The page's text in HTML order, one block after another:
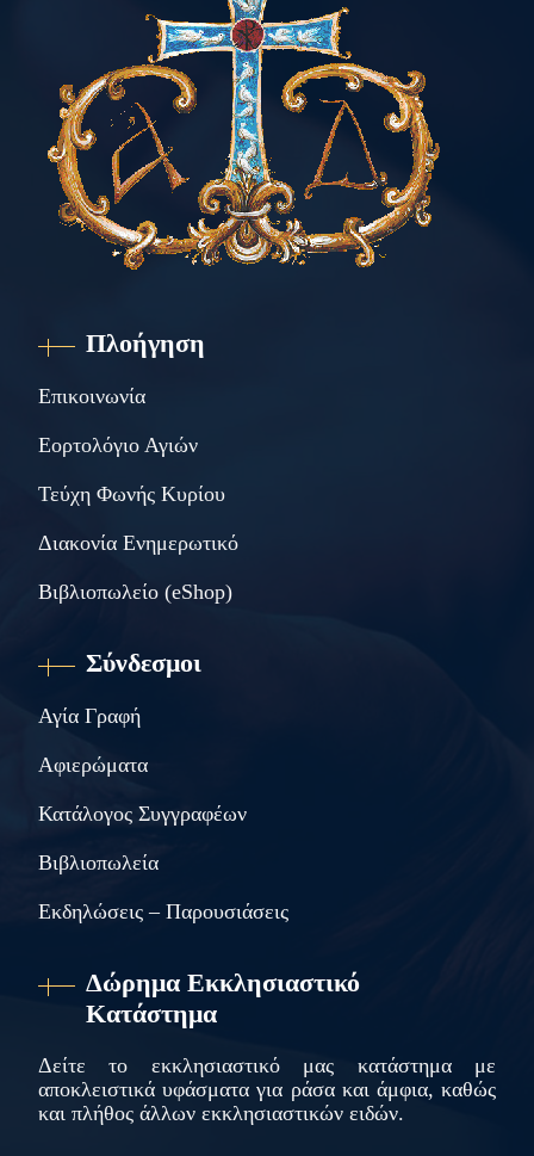
Πλοήγηση
Επικοινωνία
Εορτολόγιο Αγιών
Τεύχη Φωνής Κυρίου
Διακονία Ενημερωτικό
Βιβλιοπωλείο (eShop)
Σύνδεσμοι
Αγία Γραφή
Αφιερώματα
Κατάλογος Συγγραφέων
Βιβλιοπωλεία
Εκδηλώσεις – Παρουσιάσεις
Δώρημα Εκκλησιαστικό
Κατάστημα
Δείτε το εκκλησιαστικό μας κατάστημα με
αποκλειστικά υφάσματα για ράσα και άμφια, καθώς
και πλήθος άλλων εκκλησιαστικών ειδών.